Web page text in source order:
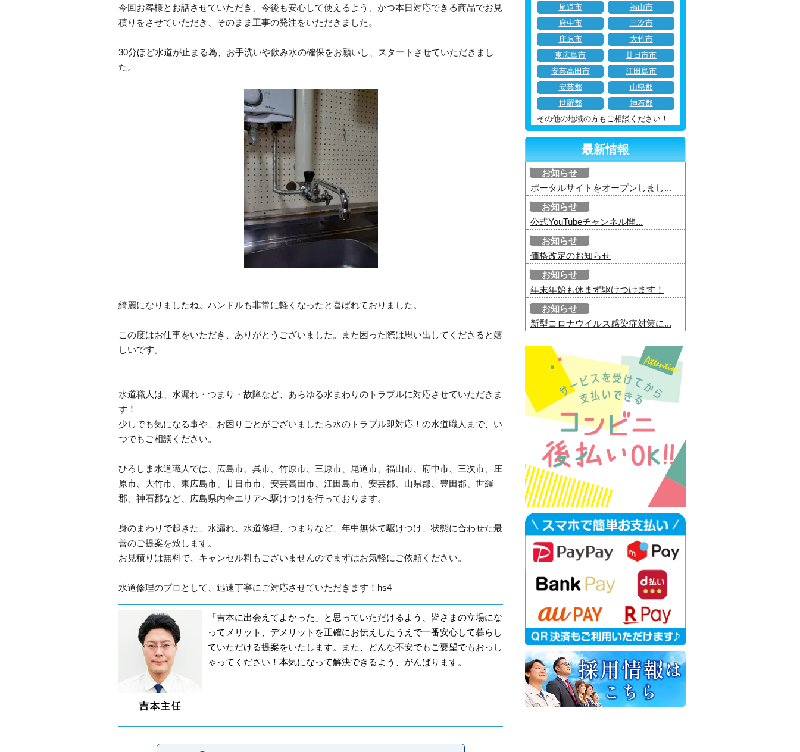
今回お客様とお話させていただき、今後も安心して使えるよう、かつ本日対応できる商品でお見
積りをさせていただき、そのまま工事の発注をいただきました。
30分ほど水道が止まる為、お手洗いや飲み水の確保をお願いし、スタートさせていただきまし
た。
綺麗になりましたね。ハンドルも非常に軽くなったと喜ばれておりました。
この度はお仕事をいただき、ありがとうございました。また困った際は思い出してくださると嬉
しいです。
水道職人は、水漏れ・つまり・故障など、あらゆる水まわりのトラブルに対応させていただきま
す！
少しでも気になる事や、お困りごとがございましたら水のトラブル即対応！の水道職人まで、い
つでもご相談ください。
ひろしま水道職人では、広島市、呉市、竹原市、三原市、尾道市、福山市、府中市、三次市、庄
原市、大竹市、東広島市、廿日市市、安芸高田市、江田島市、安芸郡、山県郡、豊田郡、世羅
郡、神石郡など、広島県内全エリアへ駆けつけを行っております。
身のまわりで起きた、水漏れ、水道修理、つまりなど、年中無休で駆けつけ、状態に合わせた最
善のご提案を致します。
お見積りは無料で、キャンセル料もございませんのでまずはお気軽にご依頼ください。
水道修理のプロとして、迅速丁寧にご対応させていただきます！hs4
「吉本に出会えてよかった」と思っていただけるよう、皆さまの立場にな
ってメリット、デメリットを正確にお伝えしたうえで一番安心して暮らし
ていただける提案をいたします。また、どんな不安でもご要望でもおっし
ゃってください！本気になって解決できるよう、がんばります。
尾道市
福山市
府中市
三次市
庄原市
大竹市
東広島市
廿日市市
安芸高田市
江田島市
安芸郡
山県郡
世羅郡
神石郡
その他の地域の方もご相談ください！
最新情報
お知らせ
ポータルサイトをオープンしまし...
お知らせ
公式YouTubeチャンネル開...
お知らせ
価格改定のお知らせ
お知らせ
年末年始も休まず駆けつけます！
お知らせ
新型コロナウイルス感染症対策に...